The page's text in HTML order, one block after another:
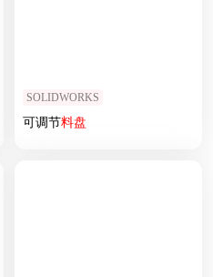
SOLIDWORKS
可调节料盘